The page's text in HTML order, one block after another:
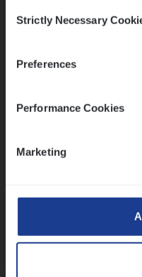
Selection
Strictly Necessary
Preferences
Performance Cookies
Marketing
Vorige
Mathias houdt van
Thalia zoekt graag